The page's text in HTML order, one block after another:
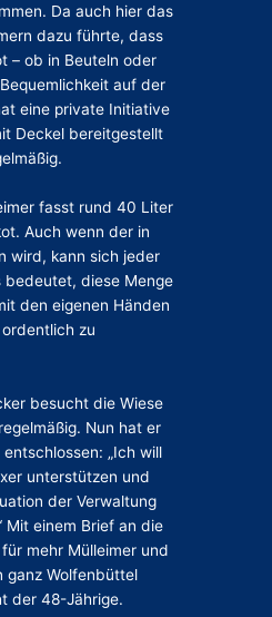
Da auch hier das
dazu führte, dass
– ob in Beuteln oder
auf der
eine private Initiative
Deckel bereitgestellt
fasst rund 40 Liter
Auch wenn der in
wird, kann sich jeder
bedeutet, diese Menge
den eigenen Händen
zu
besucht die Wiese
Nun hat er
„Ich will
unterstützen und
der Verwaltung
Mit einem Brief an die
mehr Mülleimer und
ganz Wolfenbüttel
der 48-Jährige.